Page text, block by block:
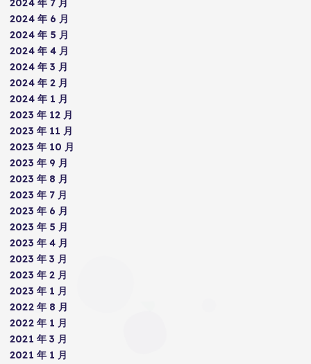
2024 年 7 月
2024 年 6 月
2024 年 5 月
2024 年 4 月
2024 年 3 月
2024 年 2 月
2024 年 1 月
2023 年 12 月
2023 年 11 月
2023 年 10 月
2023 年 9 月
2023 年 8 月
2023 年 7 月
2023 年 6 月
2023 年 5 月
2023 年 4 月
2023 年 3 月
2023 年 2 月
2023 年 1 月
2022 年 8 月
2022 年 1 月
2021 年 3 月
2021 年 1 月